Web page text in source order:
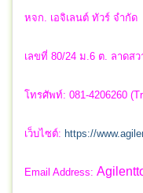
หจก. เอจิเลนต์ ทัวร์ จำกัด
เลขที่ 80/24 ม.6 ต. ลาดส
โทรศัพท์: 081-4206260
เว็บไซต์: https://
Email Address: